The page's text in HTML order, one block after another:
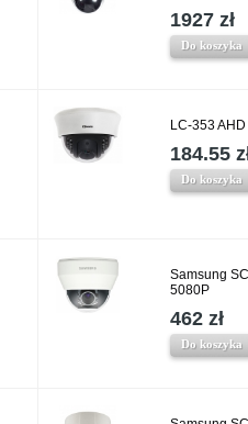
1927 zł
Do koszyka
LC-353 AHD
184.55
Do koszyka
Samsung
5080P
462 zł
Do koszyka